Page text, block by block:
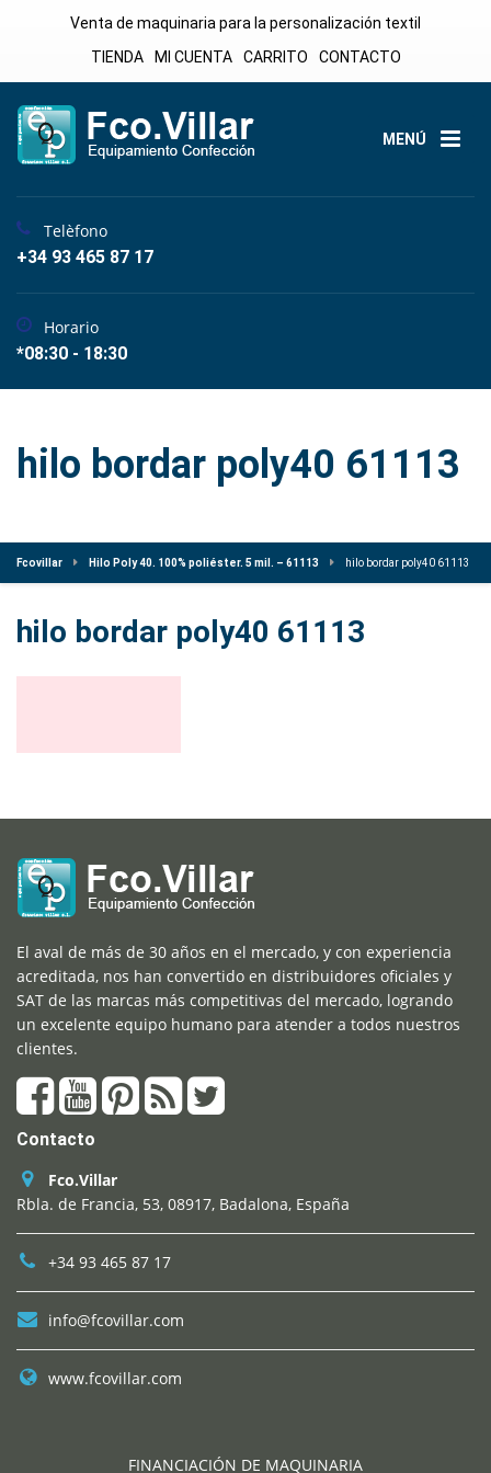
Venta de maquinaria para la personalización textil
TIENDA
MI CUENTA CARRITO CONTACTO
MENÚ
Telèfono
+34 93 465 87 17
Horario
*08:30 - 18:30
hilo bordar poly40 61113
Fcovillar Hilo Poly 40. 100% poliéster. 5 mil. – 61113 hilo bordar poly40 61113
hilo bordar poly40 61113
El aval de más de 30 años en el mercado, y con experiencia
acreditada, nos han convertido en distribuidores oficiales y
SAT de las marcas más competitivas del mercado, logrando
un excelente equipo humano para atender a todos nuestros
clientes.
Contacto
Fco.Villar
Rbla. de Francia, 53, 08917, Badalona, España
+34 93 465 87 17
info@fcovillar.com
www.fcovillar.com
FINANCIACIÓN DE MAQUINARIA